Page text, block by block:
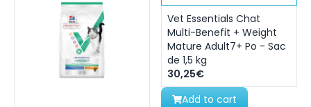
Vet Essentials Chat
Multi-Benefit + Weight
Mature Adult7+ Po - Sac
de 1,5 kg
30,25€
Add to cart